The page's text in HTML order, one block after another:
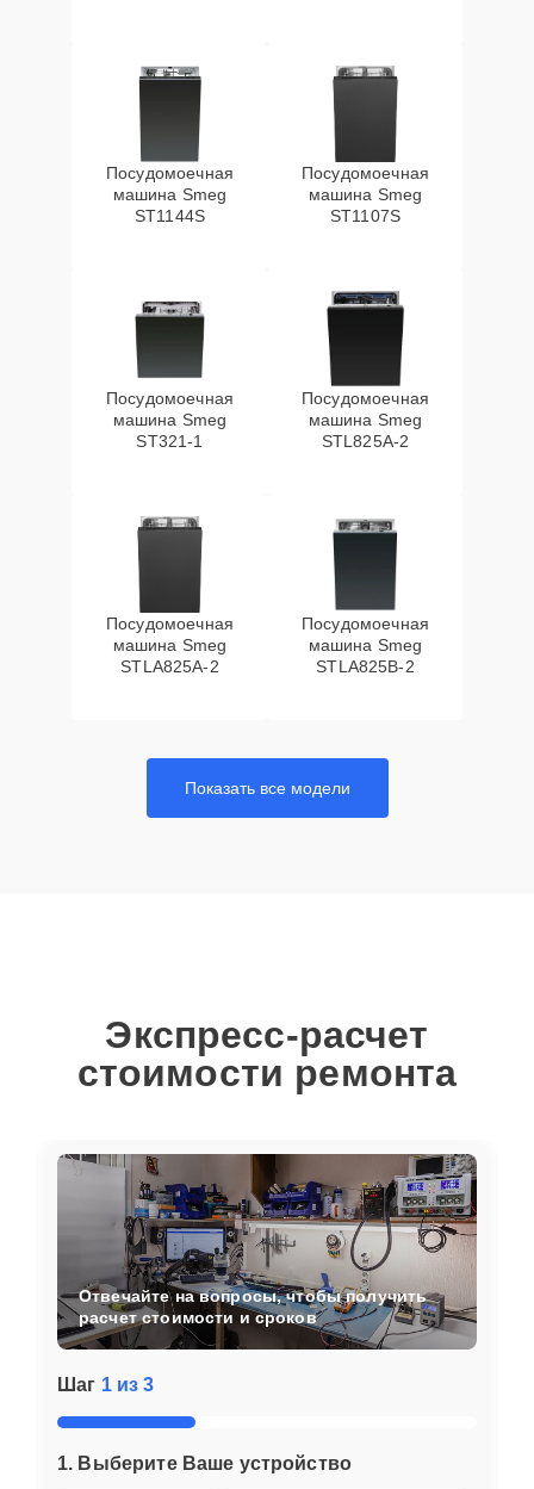
Посудомоечная
машина Smeg
ST1144S
Посудомоечная
машина Smeg
ST1107S
Посудомоечная
машина Smeg
ST321-1
Посудомоечная
машина Smeg
STL825A-2
Посудомоечная
машина Smeg
STLA825A-2
Посудомоечная
машина Smeg
STLA825B-2
Показать все модели
Экспресс-расчет
стоимости ремонта
Шаг 1 из 3
1. Выберите Ваше устройство
Отвечайте на вопросы, чтобы получить
расчет стоимости и сроков